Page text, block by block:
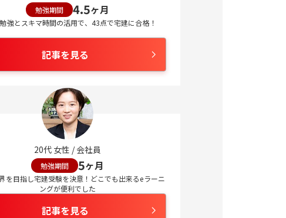
勉強期間 4.5ヶ月
強とスキマ時間の活用で、43点で宅建に合格！
記事を見る
20代 女性 /会社員
勉強期間 5ヶ月
を目指し宅建受験を決意！どこでも出来るeラーニ
ングが便利でした
記事を見る